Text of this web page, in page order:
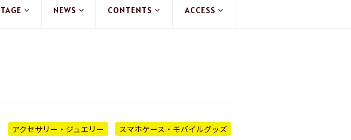
NEWS CONTENTS ACCESS
アクセサリー・ジュエリー
スマホケース・モバイルグッズ